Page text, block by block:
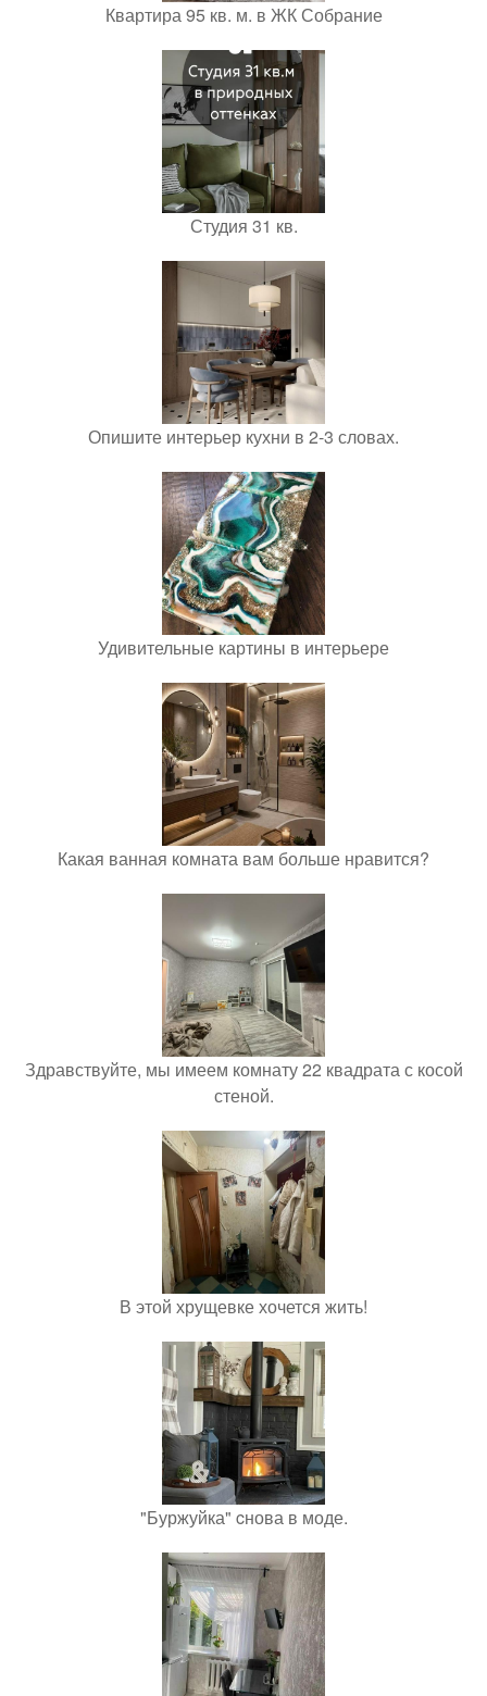
Квартира 95 кв. м. в ЖК Собрание
Студия 31 кв.
Опишите интерьер кухни в 2-3 словах.
Удивительные картины в интерьере
Какая ванная комната вам больше нравится?
Здравствуйте, мы имеем комнату 22 квадрата с косой
стеной.
В этой хрущевке хочется жить!
"Буржуйка" cнова в моде.